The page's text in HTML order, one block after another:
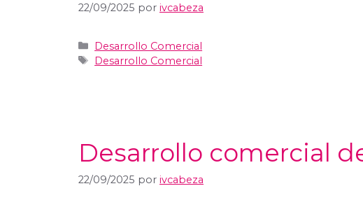
22/09/2025 por ivcabeza
Desarrollo Comercial
Desarrollo Comercial
Desarrollo comercial
22/09/2025 por ivcabeza